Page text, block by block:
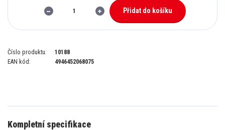
Přidat do košíku
Číslo produktu:
10188
EAN kód:
4946452068075
Kompletní specifikace